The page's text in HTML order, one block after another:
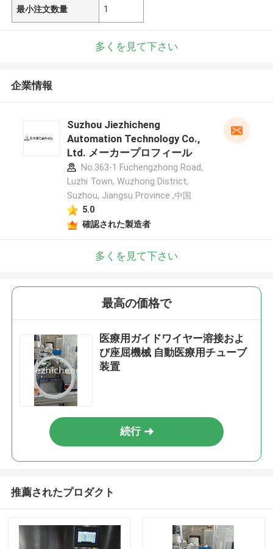
最小注文数量 1
多くを見て下さい
企業情報
Suzhou Jiezhicheng
Automation Technology Co.,
Ltd. メーカープロフィール
No.363-1 Fuchengzhong Road,
Luzhi Town, Wuzhong District,
Suzhou, Jiangsu Province ,中国
5.0
確認された製造者
多くを見て下さい
最高の価格で
医療用ガイドワイヤー溶接およ
び座屈機械 自動医療用チューブ
装置
続行
推薦されたプロダクト